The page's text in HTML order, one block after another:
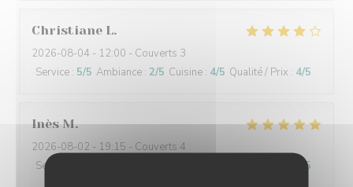
Christiane L
2026-08-04 - 12:00 - Couverts 3
Service : 5/5 Ambiance : 2/5 Cuisine : 4/5 Qualité / Prix : 4/5
Inès M
2026-08-02 - 19:15 - Couverts 4
Service
/5